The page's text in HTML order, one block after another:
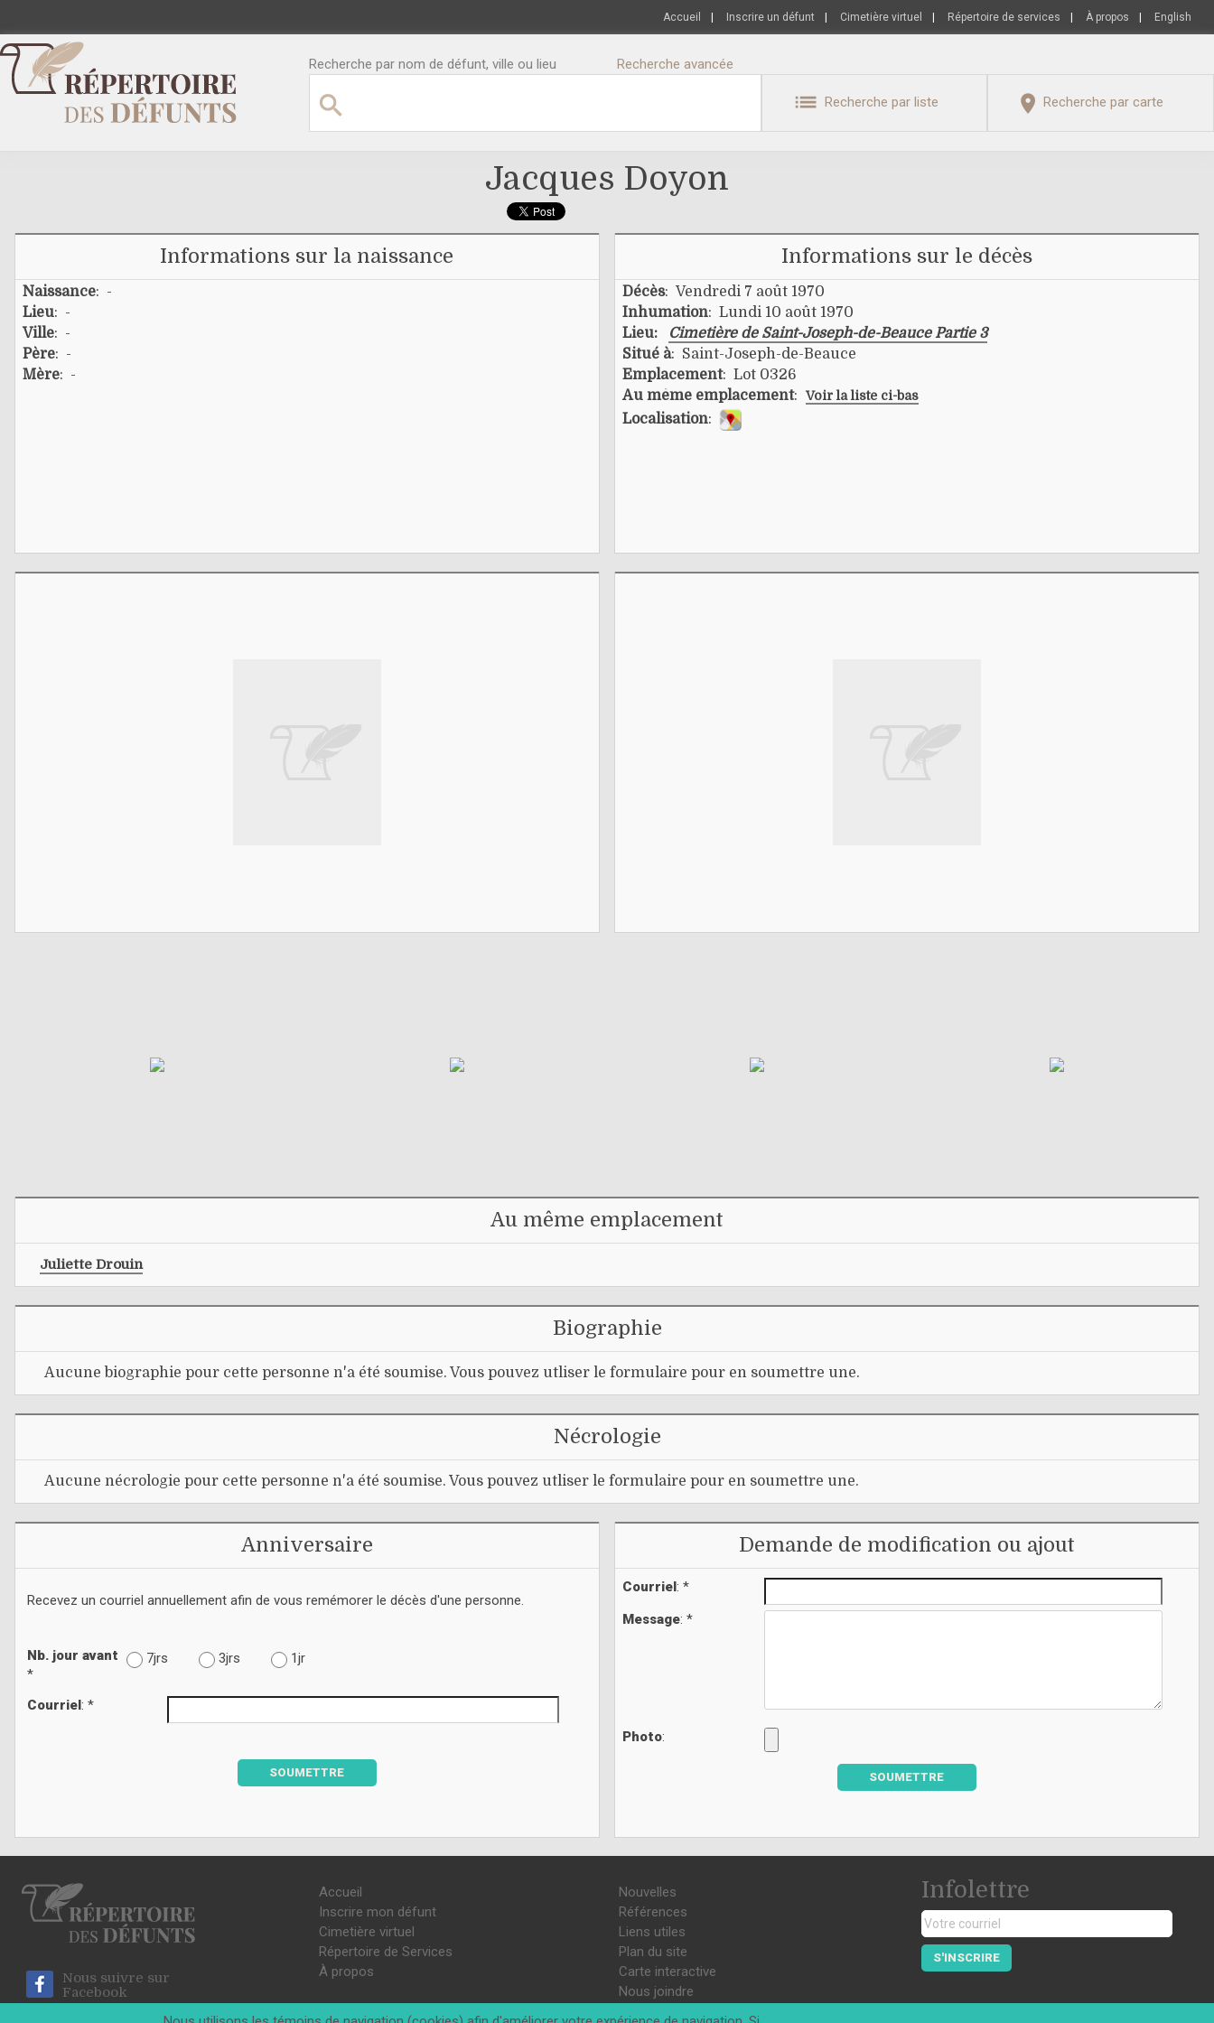
Accueil Inscrire un défunt Cimetière virtuel Répertoire de services À propos English
Recherche par nom de défunt, ville ou lieu Recherche avancée
Recherche par liste Recherche par carte
Jacques Doyon
Informations sur la naissance
Naissance: -
Lieu: -
Ville: -
Père: -
Mère: -
Informations sur le décès
Décès: Vendredi 7 août 1970
Inhumation: Lundi 10 août 1970
Lieu:
Cimetière de Saint-Joseph-de-Beauce Partie 3
Situé à: Saint-Joseph-de-Beauce
Emplacement: Lot 0326
Au même emplacement: Voir la liste ci-bas
Localisation:
Au même emplacement
Juliette Drouin
Biographie
Aucune biographie pour cette personne n'a été soumise. Vous pouvez utliser le formulaire pour en soumettre une.
Nécrologie
Aucune nécrologie pour cette personne n'a été soumise. Vous pouvez utliser le formulaire pour en soumettre une.
Anniversaire
Recevez un courriel annuellement afin de vous remémorer le décès d'une personne.
Nb. jour avant
*
7jrs 3jrs 1jr
Courriel: *
SOUMETTRE
Demande de modification ou ajout
Courriel: *
Message: *
Photo:
SOUMETTRE
Nous suivre sur
Facebook
Accueil
Inscrire mon défunt
Cimetière virtuel
Répertoire de Services
À propos
Nouvelles
Références
Liens utiles
Plan du site
Carte interactive
Nous joindre
Infolettre
S'INSCRIRE